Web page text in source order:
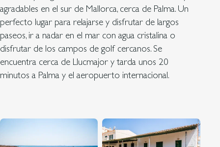
agradables en el sur de Mallorca, cerca de Palma. Un
perfecto lugar para relajarse y disfrutar de largos
paseos, ir a nadar en el mar con agua cristalina o
disfrutar de los campos de golf cercanos. Se
encuentra cerca de Llucmajor y tarda unos 20
minutos a Palma y el aeropuerto internacional.